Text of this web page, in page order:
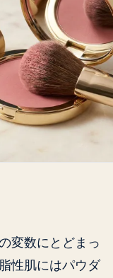
変数にとどまっ
性肌にはパウダ